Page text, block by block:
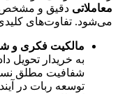
معاملاتی دقیق و مشخص
می‌شود. تفاوت‌های کلیدی
مالکیت فکری و
به خریدار تحویل
شفافیت مطلق
توسعه ربات در